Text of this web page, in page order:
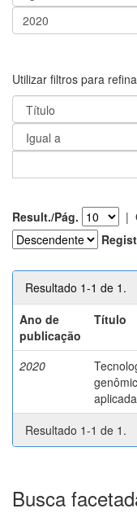
Utilizar filtros para
Result./Pág. |
Resultado 1-1 de 1.
Ano de
publicação
Título
2020
Resultado 1-1 de 1.
Busca